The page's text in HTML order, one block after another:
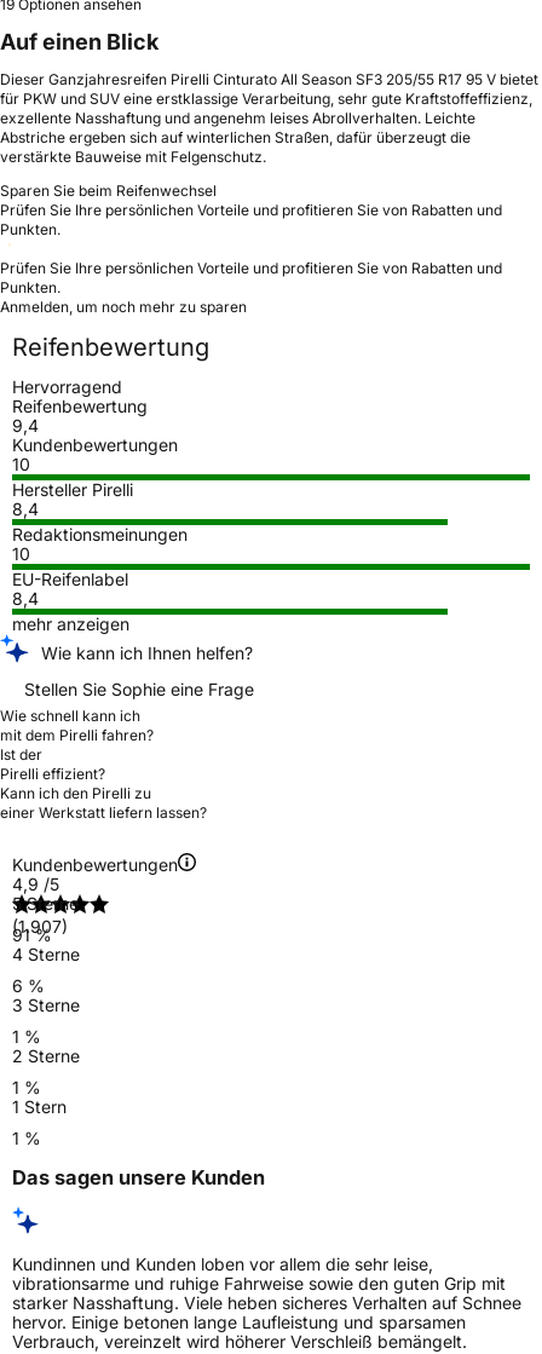
19 Optionen ansehen
Auf einen Blick
Dieser Ganzjahresreifen Pirelli Cinturato All Season SF3 205/55 R17 95 V bietet
für PKW und SUV eine erstklassige Verarbeitung, sehr gute Kraftstoffeffizienz,
exzellente Nasshaftung und angenehm leises Abrollverhalten. Leichte
Abstriche ergeben sich auf winterlichen Straßen, dafür überzeugt die
verstärkte Bauweise mit Felgenschutz.
Sparen Sie beim Reifenwechsel
Prüfen Sie Ihre persönlichen Vorteile und profitieren Sie von Rabatten und
Punkten.
Prüfen Sie Ihre persönlichen Vorteile und profitieren Sie von Rabatten und
Punkten.
Anmelden, um noch mehr zu sparen
Reifenbewertung
Hervorragend
Reifenbewertung
9,4
Kundenbewertungen
10
Hersteller Pirelli
8,4
Redaktionsmeinungen
10
EU-Reifenlabel
8,4
mehr anzeigen
Wie kann ich Ihnen helfen?
Stellen Sie Sophie eine Frage
Wie schnell kann ich
mit dem Pirelli fahren?
Ist der
Pirelli effizient?
Kann ich den Pirelli zu
einer Werkstatt liefern lassen?
Kundenbewertungen
4,9 /5
(1.907)
5 Sterne
91 %
4 Sterne
6 %
3 Sterne
1 %
2 Sterne
1 %
1 Stern
1 %
Das sagen unsere Kunden
Kundinnen und Kunden loben vor allem die sehr leise,
vibrationsarme und ruhige Fahrweise sowie den guten Grip mit
starker Nasshaftung. Viele heben sicheres Verhalten auf Schnee
hervor. Einige betonen lange Laufleistung und sparsamen
Verbrauch, vereinzelt wird höherer Verschleiß bemängelt.